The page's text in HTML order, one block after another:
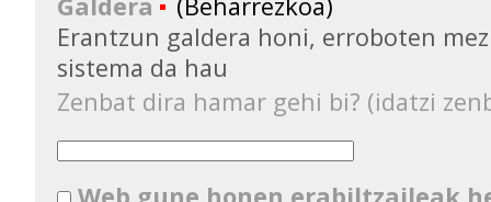
Galdera
(Beharrezkoa)
Erantzun galdera honi, erroboten
sistema da hau
Zenbat dira hamar gehi bi? (idatzi